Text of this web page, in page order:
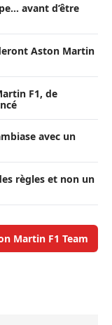
avant d’être
Aston Martin
F1, de
avec un
règles et non un
Martin F1 Team